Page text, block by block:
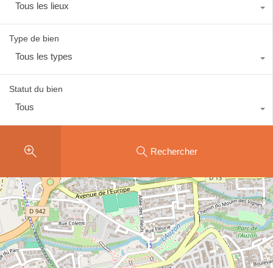
Tous les lieux
Type de bien
Tous les types
Statut du bien
Tous
Rechercher